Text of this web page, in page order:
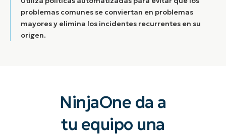
problemas comunes se conviertan en problemas
mayores y elimina los incidentes recurrentes en su
origen.
NinjaOne da a
tu equipo una